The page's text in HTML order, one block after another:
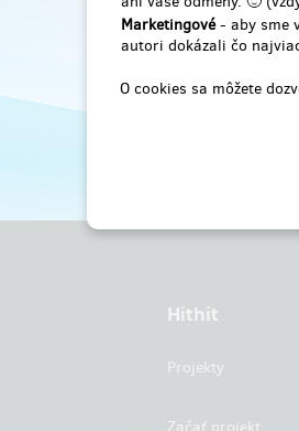
Marketingové- aby sme
autori dokázali čo
O cookies sa môžete
Hithit
Projekty